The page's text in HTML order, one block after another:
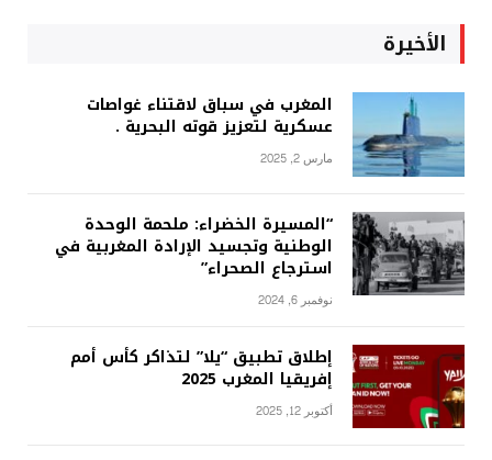
الأخيرة
المغرب في سباق لاقتناء غواصات
عسكرية لتعزيز قوته البحرية .
مارس 2, 2025
“المسيرة الخضراء: ملحمة الوحدة
الوطنية وتجسيد الإرادة المغربية في
استرجاع الصحراء”
نوفمبر 6, 2024
إطلاق تطبيق “يلا” لتذاكر كأس أمم
إفريقيا المغرب 2025
أكتوبر 12, 2025